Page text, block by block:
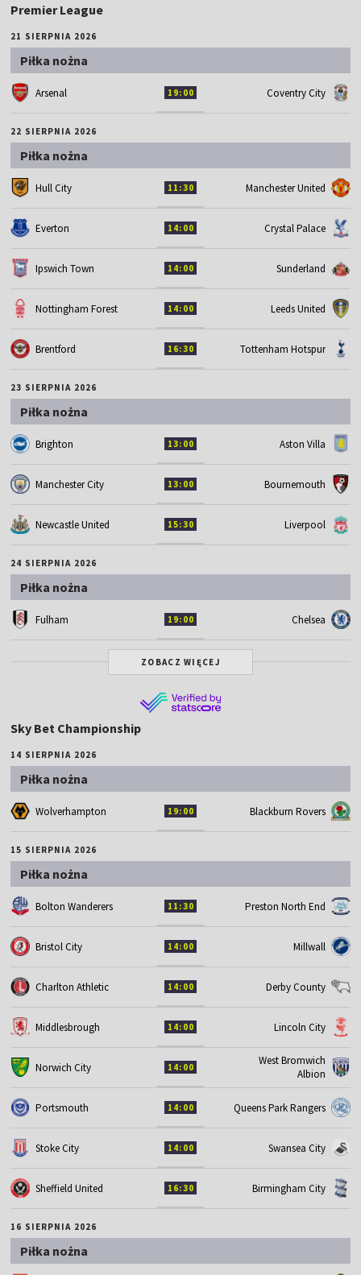
Premier League
21 SIERPNIA 2026
Piłka nożna
Arsenal 19:00 Coventry City
22 SIERPNIA 2026
Piłka nożna
Hull City 11:30 Manchester United
Everton 14:00 Crystal Palace
Ipswich Town 14:00 Sunderland
Nottingham Forest 14:00 Leeds United
Brentford 16:30 Tottenham Hotspur
23 SIERPNIA 2026
Piłka nożna
Brighton 13:00 Aston Villa
Manchester City 13:00 Bournemouth
Newcastle United 15:30 Liverpool
24 SIERPNIA 2026
Piłka nożna
Fulham 19:00 Chelsea
ZOBACZ WIĘCEJ
Sky Bet Championship
14 SIERPNIA 2026
Piłka nożna
Wolverhampton 19:00 Blackburn Rovers
15 SIERPNIA 2026
Piłka nożna
Bolton Wanderers 11:30 Preston North End
Bristol City 14:00 Millwall
Charlton Athletic 14:00 Derby County
Middlesbrough 14:00 Lincoln City
Norwich City 14:00
West Bromwich
Albion
Portsmouth 14:00 Queens Park Rangers
Stoke City 14:00 Swansea City
Sheffield United 16:30 Birmingham City
16 SIERPNIA 2026
Piłka nożna